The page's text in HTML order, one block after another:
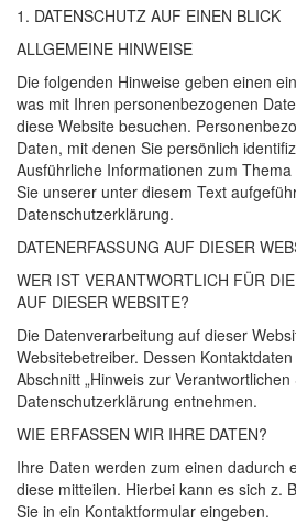
1. DATENSCHUTZ AUF EINEN BLICK
ALLGEMEINE HINWEISE
Die folgenden Hinweise geben einen
was mit Ihren personenbezogenen
diese Website besuchen.
Daten, mit denen Sie persönlich
Ausführliche Informationen zum
Sie unserer unter diesem Text
Datenschutzerklärung.
DATENERFASSUNG AUF DIESER
WER IST VERANTWORTLICH FÜR DIE
AUF DIESER WEBSITE?
Die Datenverarbeitung auf dieser
Websitebetreiber. Dessen
Abschnitt „Hinweis zur Verantwortlichen
Datenschutzerklärung entnehmen.
WIE ERFASSEN WIR IHRE DATEN?
Ihre Daten werden zum einen dadurch
diese mitteilen. Hierbei kann es sich z.
Sie in ein Kontaktformular eingeben.